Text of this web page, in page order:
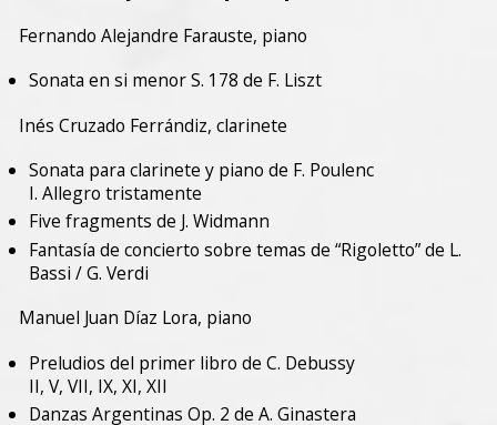
Fernando Alejandre Farauste, piano
Sonata en si menor S. 178 de F. Liszt
Inés Cruzado Ferrándiz, clarinete
Sonata para clarinete y piano de F. Poulenc
I. Allegro tristamente
Five fragments de J. Widmann
Fantasía de concierto sobre temas de “Rigoletto” de L.
Bassi / G. Verdi
Manuel Juan Díaz Lora, piano
Preludios del primer libro de C. Debussy
II, V, VII, IX, XI, XII
Danzas Argentinas Op. 2 de A. Ginastera